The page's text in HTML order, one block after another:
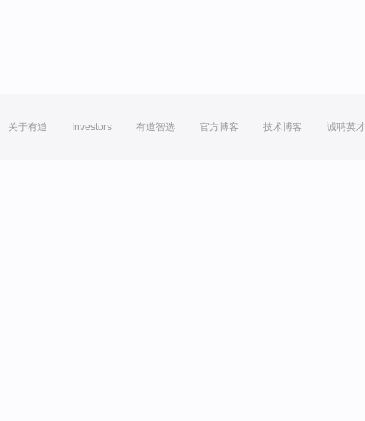
关于有道 Investors 有道智选 官方博客 技术博客 诚聘英才